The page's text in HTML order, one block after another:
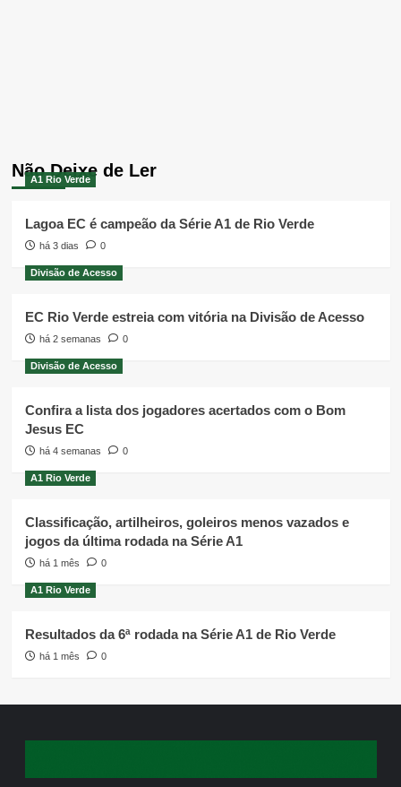
Não Deixe de Ler
A1 Rio Verde
Lagoa EC é campeão da Série A1 de Rio Verde
há 3 dias 0
Divisão de Acesso
EC Rio Verde estreia com vitória na Divisão de Acesso
há 2 semanas 0
Divisão de Acesso
Confira a lista dos jogadores acertados com o Bom
Jesus EC
há 4 semanas 0
A1 Rio Verde
Classificação, artilheiros, goleiros menos vazados e
jogos da última rodada na Série A1
há 1 mês 0
A1 Rio Verde
Resultados da 6ª rodada na Série A1 de Rio Verde
há 1 mês 0